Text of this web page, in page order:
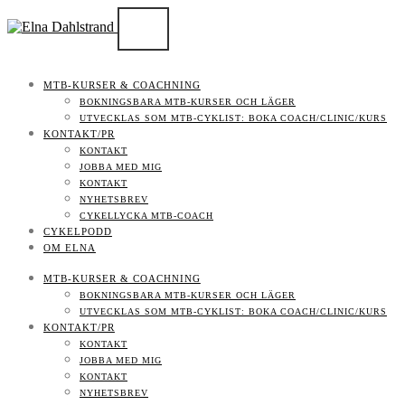
MTB-KURSER & COACHNING
BOKNINGSBARA MTB-KURSER OCH LÄGER
UTVECKLAS SOM MTB-CYKLIST: BOKA COACH/CLINIC/KURS
KONTAKT/PR
KONTAKT
JOBBA MED MIG
KONTAKT
NYHETSBREV
CYKELLYCKA MTB-COACH
CYKELPODD
OM ELNA
MTB-KURSER & COACHNING
BOKNINGSBARA MTB-KURSER OCH LÄGER
UTVECKLAS SOM MTB-CYKLIST: BOKA COACH/CLINIC/KURS
KONTAKT/PR
KONTAKT
JOBBA MED MIG
KONTAKT
NYHETSBREV